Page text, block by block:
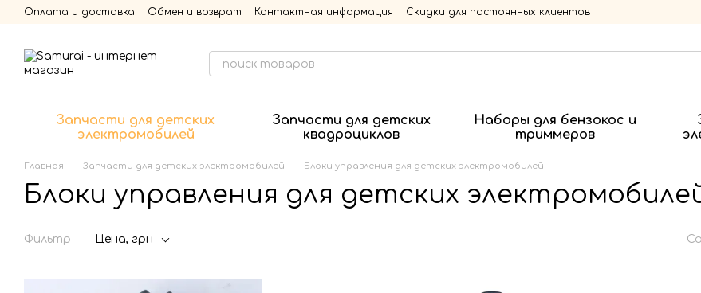
Перейти к основному контенту
Оплата и доставка Обмен и возврат Контактная информация Скидки для постоянных клиентов
Запчасти для детских
электромобилей
Запчасти для детских
квадроциклов
Наборы для бензокос и
триммеров
Главная Запчасти для детских электромобилей Блоки управления для детских электромобилей
Блоки управления для детских
Фильтр Цена, грн